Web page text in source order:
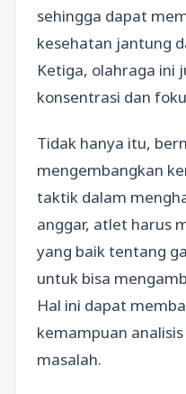
sehingga dapat
kesehatan jantung
Ketiga, olahraga ini
konsentrasi dan
Tidak hanya itu,
mengembangkan
taktik dalam
anggar, atlet harus
yang baik tentang
untuk bisa
Hal ini dapat
kemampuan
masalah.